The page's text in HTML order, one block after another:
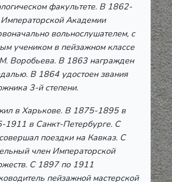
факультете. В 1862-
Академии
вольнослушателем, с
учеником в пейзажном классе
Воробьева. В 1863 награжден
В 1864 удостоен звания
3-й степени.
в Харькове. В 1875-1895 в
1911 в Санкт-Петербурге. С
поездки на Кавказ. С
член Императорской
С 1897 по 1911
пейзажной мастерской